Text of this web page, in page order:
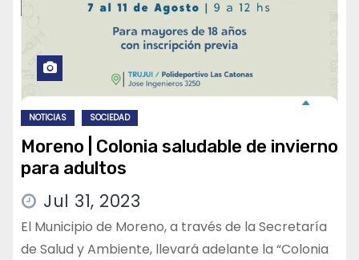
NOTICIAS SOCIEDAD
Moreno | Colonia saludable de invierno
para adultos
Jul 31, 2023
El Municipio de Moreno, a través de la Secretaría
de Salud y Ambiente, llevará adelante la “Colonia